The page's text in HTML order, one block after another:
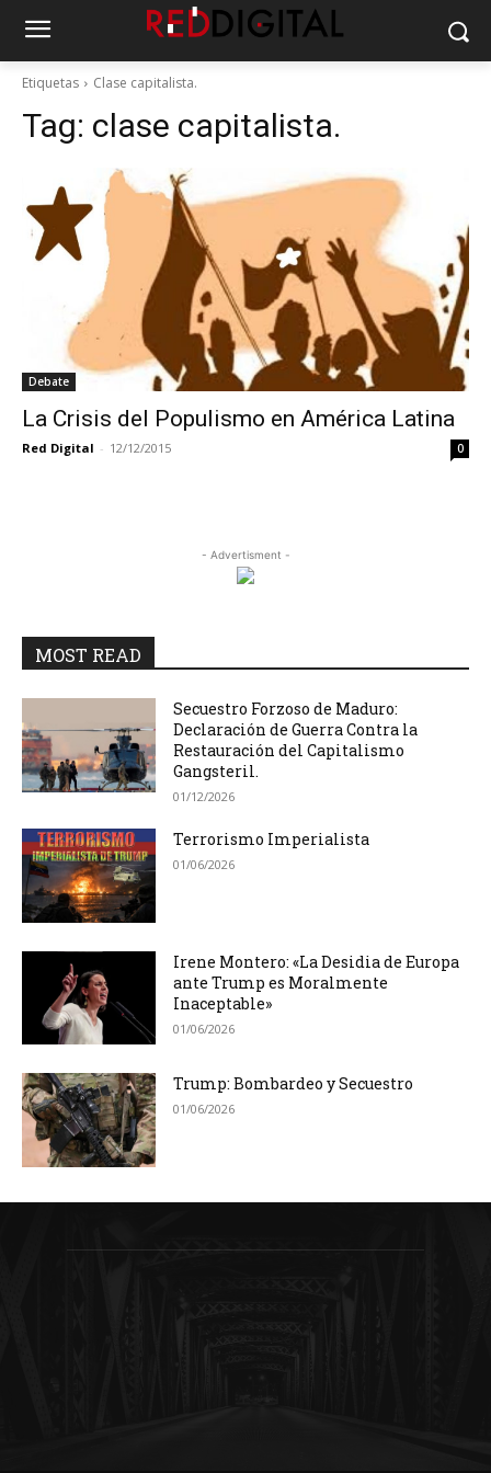
Etiquetas Clase capitalista.
Tag: clase capitalista.
Debate
La Crisis del Populismo en América Latina
Red Digital - 12/12/2015 0
- Advertisment -
MOST READ
Secuestro Forzoso de Maduro:
Declaración de Guerra Contra la
Restauración del Capitalismo
Gangsteril.
01/12/2026
Terrorismo Imperialista
01/06/2026
Irene Montero: «La Desidia de Europa
ante Trump es Moralmente
Inaceptable»
01/06/2026
Trump: Bombardeo y Secuestro
01/06/2026